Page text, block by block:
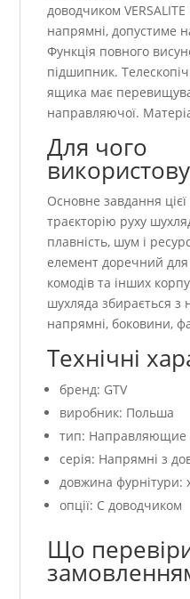
доводчиком
напрямні, допустиме
Функція повного
підшипник.
ящика має
направляючої.
Для чого
Основне завдання
траєкторію руху
плавність, шум і
елемент доречний
комодів та інших
шухляда збирається з
напрямні, боковини,
Технічні
бренд: GTV
виробник: Польша
тип: Направляющие
серія: Напрямні з
довжина фурнітури:
опції: С доводчиком
Що